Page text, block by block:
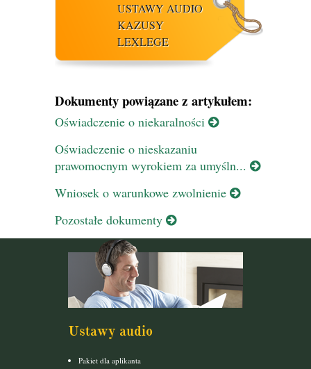
USTAWY AUDIO
KAZUSY
LEXLEGE
Dokumenty powiązane z artykułem:
Oświadczenie o niekaralności
Oświadczenie o nieskazaniu
prawomocnym wyrokiem za umyśln...
Wniosek o warunkowe zwolnienie
Pozostałe dokumenty
Ustawy audio
Pakiet dla aplikanta